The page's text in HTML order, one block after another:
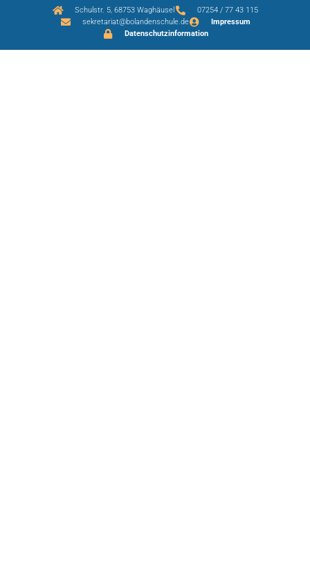
Schulstr. 5, 68753 Waghäusel
07254 / 77 43 115
sekretariat@bolandenschule.de
Impressum
Datenschutzinformation